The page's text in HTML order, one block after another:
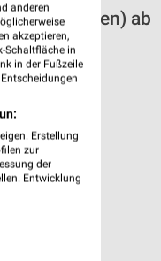
(Thüringen) ab
70%
erstellen
BLÄTTERN
anderen
akzeptieren,
Schaltfläche in
in der Fußzeile
Erstellung
zur
der
Entwicklung